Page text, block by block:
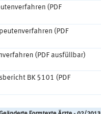
(PDF
(PDF
(PDF ausfüllbar)
BK 5101 (PDF